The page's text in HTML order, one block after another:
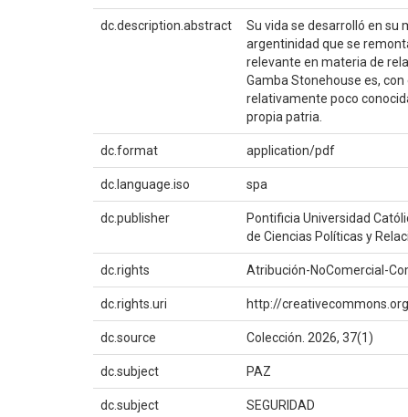
dc.description.abstract
Su vida se desarrolló en su
argentinidad que se
relevante en materia de
Gamba Stonehouse es,
relativamente poco
propia patria.
dc.format application/pdf
dc.language.iso spa
dc.publisher
Pontificia Universidad
de Ciencias Políticas y
dc.rights Atribución-NoComercial-
dc.rights.uri http://
dc.source Colección. 2026, 37(1)
dc.subject PAZ
dc.subject SEGURIDAD